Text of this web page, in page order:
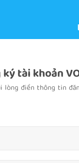
tài khoản
lòng điền thông tin